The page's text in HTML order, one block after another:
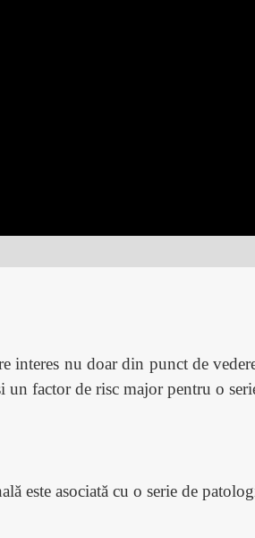
interes nu doar din punct de
un factor de risc major pentru o
ă este asociată cu o serie de